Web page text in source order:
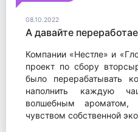
08.10.2022
А давайте
Компании «Нестле» и
проект по сбору
было перерабатывать
наполнить каждую
волшебным
чувством собственной